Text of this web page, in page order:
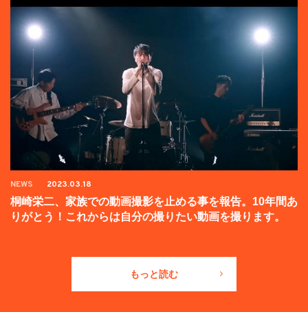
NEWS 2023.03.18
桐崎栄二、家族での動画撮影を止める事を報告。10年間あ
りがとう！これからは自分の撮りたい動画を撮ります。
もっと読む